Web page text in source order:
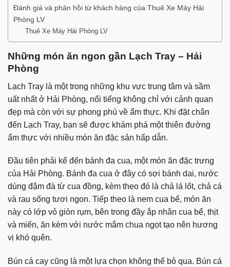
Đánh giá và phản hồi từ khách hàng của Thuê Xe Máy Hải
Phòng LV
Thuê Xe Máy Hải Phòng LV
Những món ăn ngon gần Lạch Tray – Hải
Phòng
Lạch Tray là một trong những khu vực trung tâm và sầm
uất nhất ở Hải Phòng, nổi tiếng không chỉ với cảnh quan
đẹp mà còn với sự phong phú về ẩm thực. Khi đặt chân
đến Lạch Tray, bạn sẽ được khám phá một thiên đường
ẩm thực với nhiều món ăn đặc sản hấp dẫn.
Đầu tiên phải kể đến bánh đa cua, một món ăn đặc trưng
của Hải Phòng. Bánh đa cua ở đây có sợi bánh dai, nước
dùng đậm đà từ cua đồng, kèm theo đó là chả lá lốt, chả cá
và rau sống tươi ngon. Tiếp theo là nem cua bể, món ăn
này có lớp vỏ giòn rụm, bên trong đầy ắp nhân cua bể, thịt
và miến, ăn kèm với nước mắm chua ngọt tạo nên hương
vị khó quên.
Bún cá cay cũng là một lựa chọn không thể bỏ qua. Bún cá